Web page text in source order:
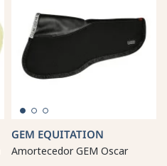
GEM EQUITATION
Amortecedor GEM Oscar